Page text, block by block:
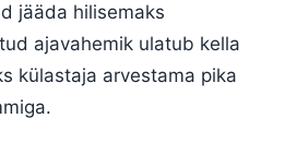
jääda hilisemaks
ajavahemik ulatub kella
külastaja arvestama pika